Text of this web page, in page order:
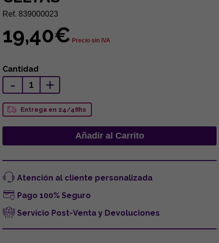
Ref. 839000023
19,40€ Precio sin IVA
Cantidad
- +
Entrega en 24/48hs
Atención al cliente personalizada
Pago 100% Seguro
Servicio Post-Venta y Devoluciones